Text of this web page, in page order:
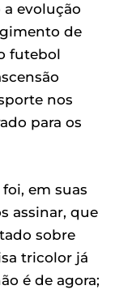
a evolução
de
futebol
nos
para os
em suas
assinar, que
sobre
tricolor já
é de agora;